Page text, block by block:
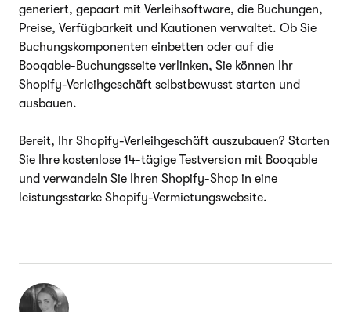
generiert, gepaart mit Verleihsoftware, die Buchungen,
Preise, Verfügbarkeit und Kautionen verwaltet. Ob Sie
Buchungskomponenten einbetten oder auf die
Booqable-Buchungsseite verlinken, Sie können Ihr
Shopify-Verleihgeschäft selbstbewusst starten und
ausbauen.
Bereit, Ihr Shopify-Verleihgeschäft auszubauen? Starten
Sie Ihre kostenlose 14-tägige Testversion mit Booqable
und verwandeln Sie Ihren Shopify-Shop in eine
leistungsstarke Shopify-Vermietungswebsite.